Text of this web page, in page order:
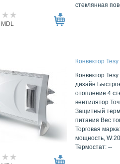
MDL
стеклянная
Конвектор
Конвектор
дизайн
отопление 4
вентилятор
Защитный
питания Вес
Торговая
мощность,
Термостат: --